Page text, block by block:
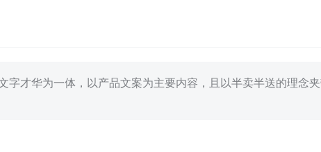
字才华为一体，以产品文案为主要内容，且以半卖半送的理念